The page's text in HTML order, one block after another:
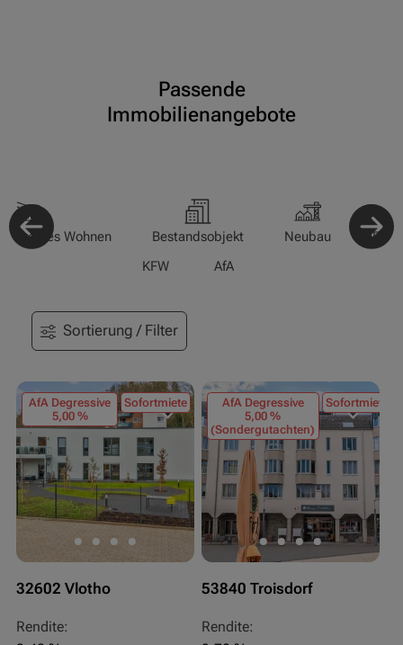
Passende
Immobilienangebote
Wohnen Bestandsobjekt Neubau
KFW
AfA
Sortierung / Filter
AfA Degressive
5,00 %
Sofortmiete
32602 Vlotho
Rendite:
AfA Degressive
5,00 %
(Sondergutachten)
Sofortmiete
53840 Troisdorf
Rendite: